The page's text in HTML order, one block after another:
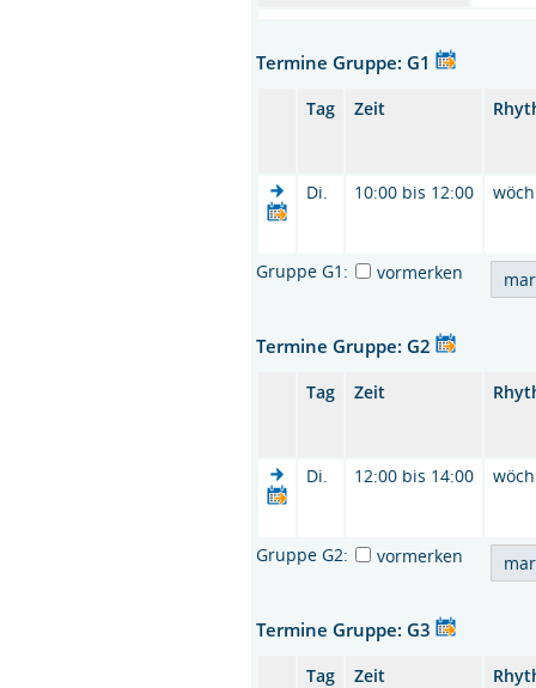
Termine Gruppe: G1
Tag Zeit
Di. 10:00 bis 12:00
Gruppe G1: vormerken
Termine Gruppe: G2
Tag Zeit
Di. 12:00 bis 14:00
Gruppe G2: vormerken
Termine Gruppe: G3
Tag Zeit